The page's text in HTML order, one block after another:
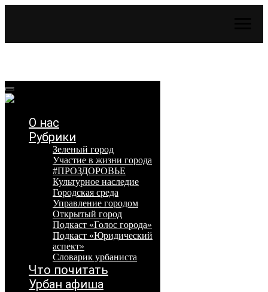
О нас
Рубрики
Зеленый город
Участие в жизни города
#ПРОЗДОРОВЬЕ
Культурное наследие
Городская среда
Управление городом
Открытый город
Подкаст «Голос города»
Подкаст «Юридический
аспект»
Словарик урбаниста
Что почитать
Урбан афиша